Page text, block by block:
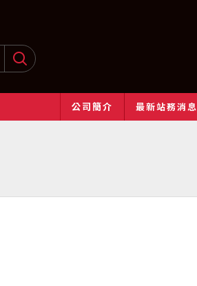
公司簡介 最新站務消息